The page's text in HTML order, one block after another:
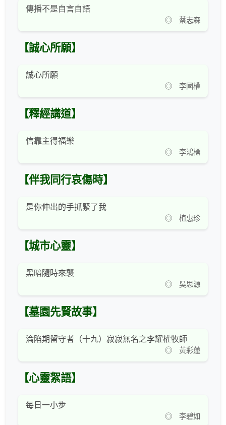
傳播不是自言自語
◎ 蔡志森
【誠心所願】
誠心所願
◎ 李國權
【釋經講道】
信靠主得福樂
◎ 李鴻標
【伴我同行哀傷時】
是你伸出的手抓緊了我
◎ 植惠珍
【城市心靈】
黑暗隨時來襲
◎ 吳思源
【墓園先賢故事】
淪陷期留守者（十九）寂寂無名之李耀權牧師
◎ 黃彩蓮
【心靈絮語】
每日一小步
◎ 李碧如